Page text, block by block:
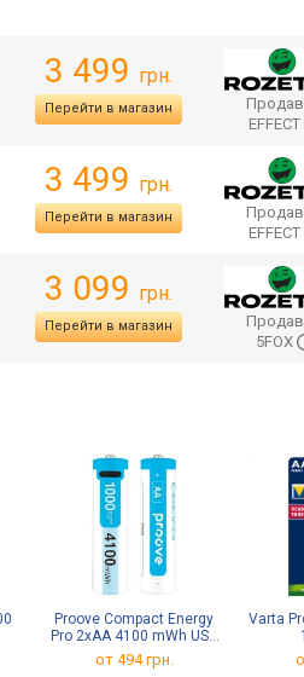
3 499 грн.
Перейти в магазин
EFFECT
3 499 грн.
Перейти в магазин
EFFECT
3 099 грн.
Перейти в магазин
5FOX
Proove Compact Energy
Pro 2xAA 4100 mWh USB
Type-C
от 494 грн.
Varta